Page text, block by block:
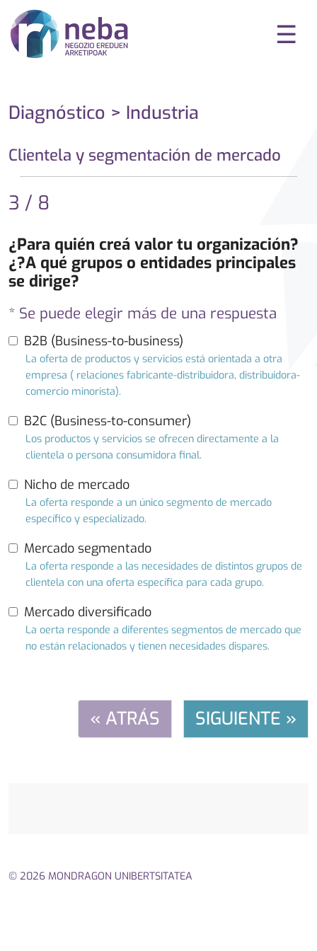
☰
Diagnóstico > Industria
Clientela y segmentación de mercado
3 / 8
¿Para quién creá valor tu organización?
¿?A qué grupos o entidades principales
se dirige?
* Se puede elegir más de una respuesta
B2B (Business-to-business)
La oferta de productos y servicios está orientada a otra
empresa ( relaciones fabricante-distribuidora, distribuidora-
comercio minorista).
B2C (Business-to-consumer)
Los productos y servicios se ofrecen directamente a la
clientela o persona consumidora final.
Nicho de mercado
La oferta responde a un único segmento de mercado
específico y especializado.
Mercado segmentado
La oferta responde a las necesidades de distintos grupos de
clientela con una oferta específica para cada grupo.
Mercado diversificado
La oerta responde a diferentes segmentos de mercado que
no están relacionados y tienen necesidades dispares.
« ATRÁS SIGUIENTE »
© 2026 MONDRAGON UNIBERTSITATEA